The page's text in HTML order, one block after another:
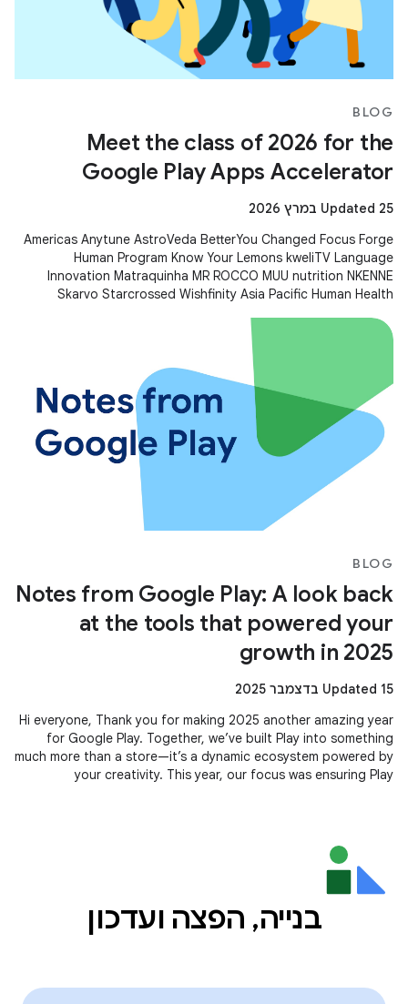
BLOG
Meet the class of 2026 for the
Google Play Apps Accelerator
Updated 25 במרץ 2026
Americas Anytune AstroVeda BetterYou Changed Focus Forge
Human Program Know Your Lemons kweliTV Language
Innovation Matraquinha MR ROCCO MUU nutrition NKENNE
Skarvo Starcrossed Wishfinity Asia Pacific Human Health
BLOG
Notes from Google Play: A look back
at the tools that powered your
growth in 2025
Updated 15 בדצמבר 2025
Hi everyone, Thank you for making 2025 another amazing year
for Google Play. Together, we’ve built Play into something
much more than a store—it’s a dynamic ecosystem powered by
your creativity. This year, our focus was ensuring Play
בנייה, הפצה ועדכון